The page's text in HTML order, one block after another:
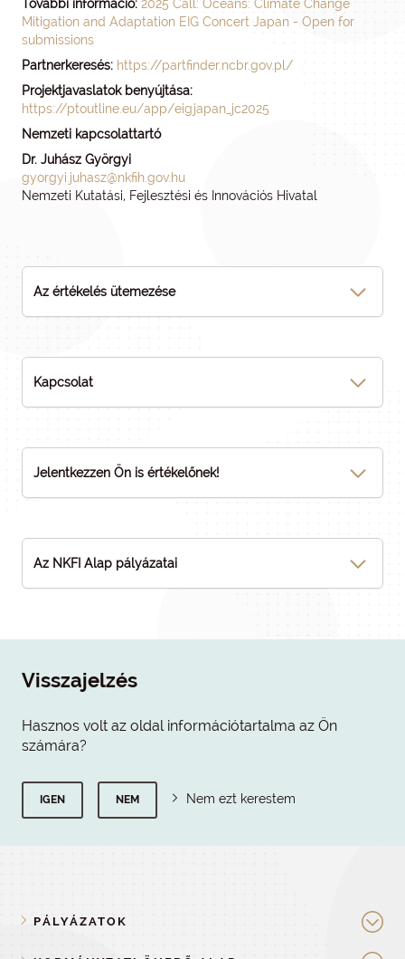
További információ: 2025 Call: Oceans: Climate Change
Mitigation and Adaptation EIG Concert Japan - Open for
submissions
Partnerkeresés: https://partfinder.ncbr.gov.pl/
Projektjavaslatok benyújtása:
https://ptoutline.eu/app/eigjapan_jc2025
Nemzeti kapcsolattartó
Dr. Juhász Györgyi
gyorgyi.juhasz@nkfih.gov.hu
Nemzeti Kutatási, Fejlesztési és Innovációs Hivatal
Az értékelés ütemezése
Kapcsolat
Jelentkezzen Ön is értékelőnek!
Az NKFI Alap pályázatai
Visszajelzés
Hasznos volt az oldal információtartalma az Ön
számára?
IGEN NEM Nem ezt kerestem
PÁLYÁZATOK